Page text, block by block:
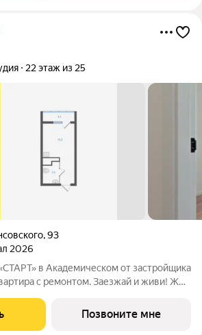
22 этаж из 25
,93
2026
в Академическом от застройщика
с ремонтом. Заезжай и живи! ЖК
Вильгельма де Геннина - Краснолесья -
Позвоните мне